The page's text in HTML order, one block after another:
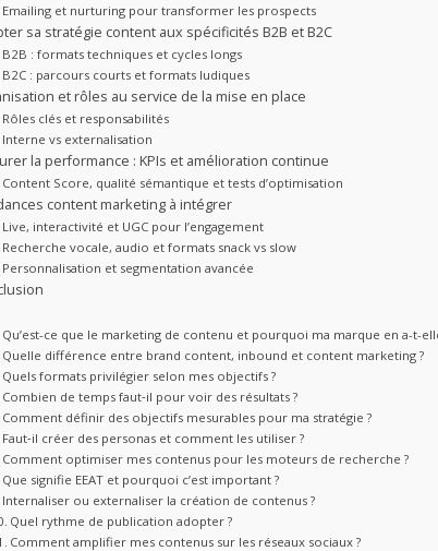
Emailing et nurturing pour transformer les prospects
sa stratégie content aux spécificités B2B et B2C
B2B : formats techniques et cycles longs
B2C : parcours courts et formats ludiques
et rôles au service de la mise en place
Rôles clés et responsabilités
Interne vs externalisation
la performance : KPIs et amélioration continue
Content Score, qualité sémantique et tests d’optimisation
content marketing à intégrer
Live, interactivité et UGC pour l’engagement
Recherche vocale, audio et formats snack vs slow
Personnalisation et segmentation avancée
Qu’est-ce que le marketing de contenu et pourquoi ma marque en a-t-
Quelle différence entre brand content, inbound et content marketing ?
Quels formats privilégier selon mes objectifs ?
Combien de temps faut‑il pour voir des résultats ?
Comment définir des objectifs mesurables pour ma stratégie ?
Faut‑il créer des personas et comment les utiliser ?
Comment optimiser mes contenus pour les moteurs de recherche ?
Que signifie EEAT et pourquoi c’est important ?
Internaliser ou externaliser la création de contenus ?
Quel rythme de publication adopter ?
Comment amplifier mes contenus sur les réseaux sociaux ?